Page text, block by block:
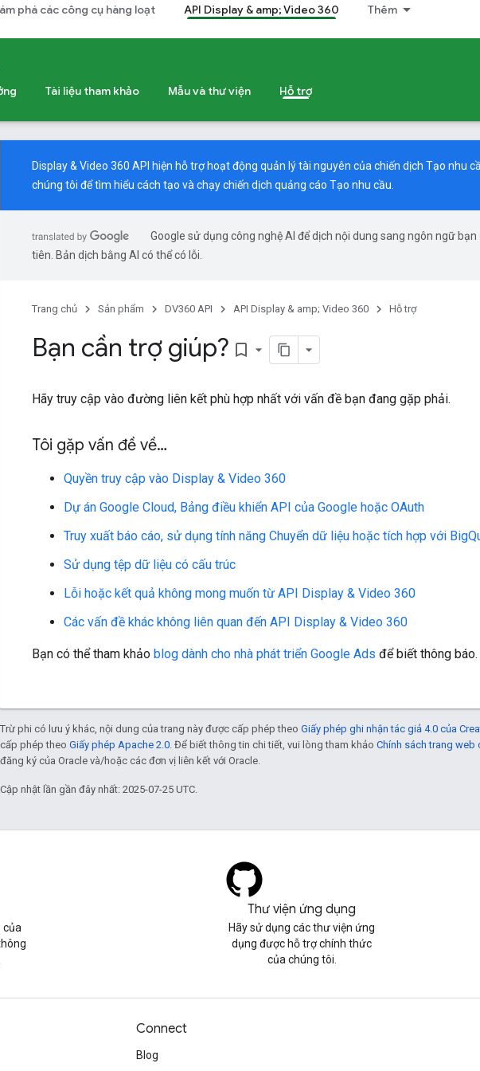
phá các công cụ hàng loạt API Display & amp; Video 360 Thêm
Tài liệu tham khảo Mẫu và thư viện Hỗ trợ
Display & Video 360 API hiện hỗ trợ hoạt động quản lý tài nguyên của chiến dịch Tạo nhu
chúng tôi để tìm hiểu cách tạo và chạy chiến dịch quảng cáo Tạo nhu cầu.
Google sử dụng công nghệ AI để dịch nội dung sang ngôn ngữ bạn
tiên. Bản dịch bằng AI có thể có lỗi.
Trang chủ Sản phẩm DV360 API API Display & amp; Video 360 Hỗ trợ
Bạn cần trợ giúp? bookmark_border
Hãy truy cập vào đường liên kết phù hợp nhất với vấn đề bạn đang gặp phải.
Tôi gặp vấn đề về…
Quyền truy cập vào Display & Video 360
Dự án Google Cloud, Bảng điều khiển API của Google hoặc OAuth
Truy xuất báo cáo, sử dụng tính năng Chuyển dữ liệu hoặc tích hợp với
Sử dụng tệp dữ liệu có cấu trúc
Lỗi hoặc kết quả không mong muốn từ API Display & Video 360
Các vấn đề khác không liên quan đến API Display & Video 360
Bạn có thể tham khảo blog dành cho nhà phát triển Google Ads để biết thông báo.
Trừ phi có lưu ý khác, nội dung của trang này được cấp phép theo Giấy phép ghi nhận tác giả 4.0 của
cấp phép theo Giấy phép Apache 2.0 . Để biết thông tin chi tiết, vui lòng tham khảo Chính sách trang web
đăng ký của Oracle và/hoặc các đơn vị liên kết với Oracle.
Cập nhật lần gần đây nhất: 2025-07-25 UTC.
của
Thư viện ứng dụng
Hãy sử dụng các thư viện ứng
dụng được hỗ trợ chính thức
của chúng tôi.
Connect
Blog